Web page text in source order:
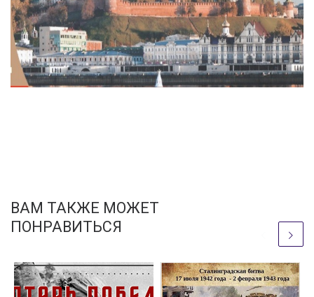
ВАМ ТАКЖЕ МОЖЕТ
ПОНРАВИТЬСЯ